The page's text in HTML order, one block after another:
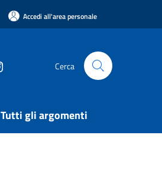
Accedi all'area personale
Cerca
Tutti gli argomenti